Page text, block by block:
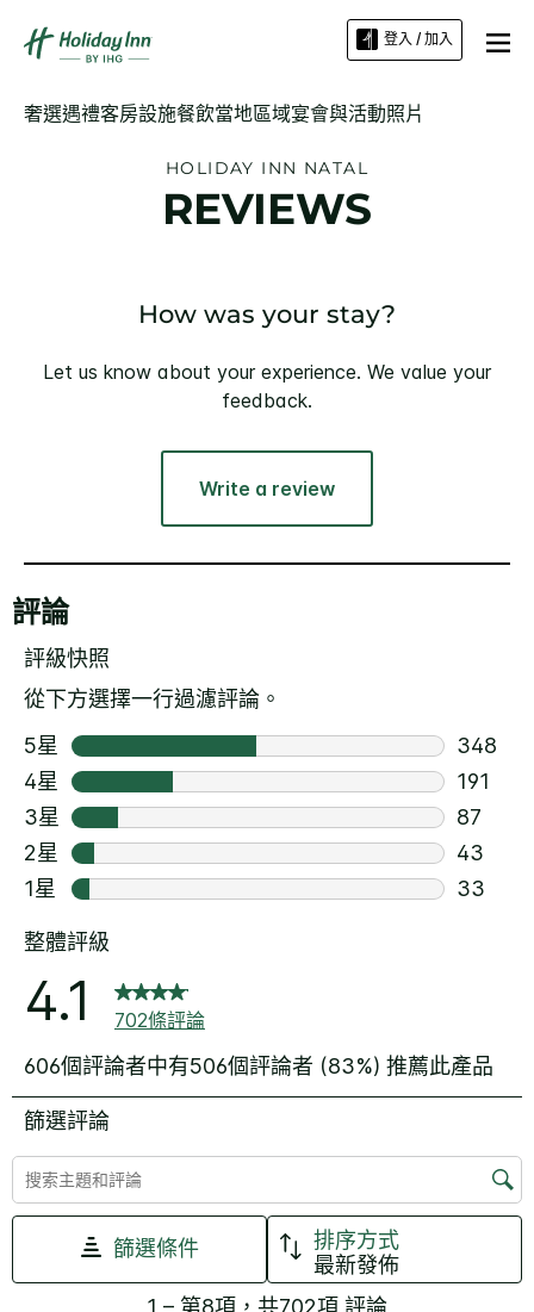
登入 / 加入
奢選遇禮客房設施餐飲當地區域宴會與活動照片
HOLIDAY INN NATAL
REVIEWS
How was your stay?
Let us know about your experience. We value your
feedback.
Write a review